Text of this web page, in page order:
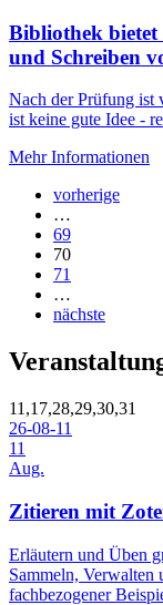
Bibliothek bietet
und Schreiben
Nach der Prüfung ist
ist keine gute Idee -
Mehr Informationen
vorherige
…
69
70
71
…
nächste
11,17,28,29,30,31
26-08-11
11
Aug.
Zitieren mit
Erläutern und Üben
Sammeln, Verwalten
fachbezogener